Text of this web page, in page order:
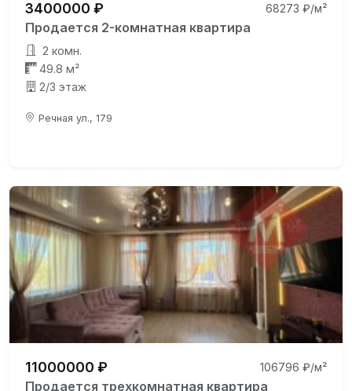
3400000 ₽ 68273 ₽/м²
Продается 2-комнатная квартира
2 комн.
49.8 м²
2/3 этаж
Речная ул., 179
11000000 ₽ 106796 ₽/м²
Продается трехкомнатная квартира